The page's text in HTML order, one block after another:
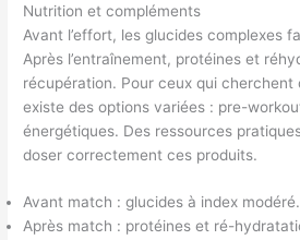
Nutrition et compléments
Avant l’effort, les glucides complexes
Après l’entraînement, protéines et
récupération. Pour ceux qui cherchent
existe des options variées : pre-
énergétiques. Des ressources
doser correctement ces produits.
Avant match : glucides à index modéré.
Après match : protéines et ré-